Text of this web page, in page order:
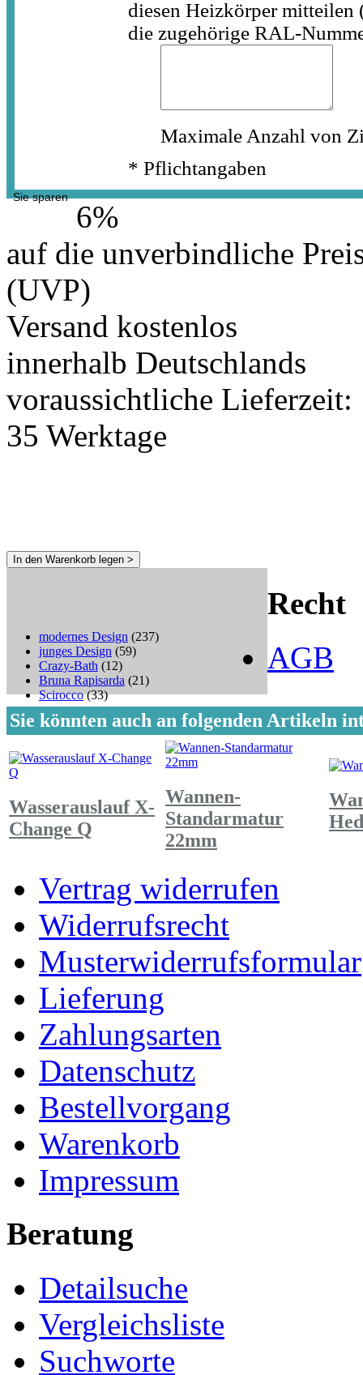
diesen Heizkörper mitteilen
die zugehörige RAL-
Maximale Anzahl von
* Pflichtangaben
Sie sparen
6%
auf die unverbindliche
(UVP)
Versand kostenlos
innerhalb Deutschlands
voraussichtliche Lieferzeit:
35 Werktage
In den Warenkorb legen >
modernes Design (237)
junges Design (59)
Crazy-Bath (12)
Bruna Rapisarda (21)
Scirocco(33)
Sie könnten auch an folgenden Artikeln
Wasserauslauf X-
Change Q
Wannen-
Standarmatur
22mm
Recht
AGB
Vertrag widerrufen
Widerrufsrecht
Musterwiderrufsformular
Lieferung
Zahlungsarten
Datenschutz
Bestellvorgang
Warenkorb
Impressum
Beratung
Detailsuche
Vergleichsliste
Suchworte